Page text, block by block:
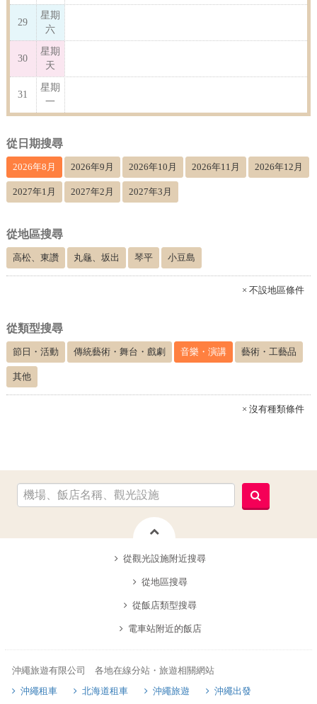
29
星期
六
30
星期
天
31
星期
一
從日期搜尋
2026年8月 2026年9月 2026年10月 2026年11月 2026年12月
2027年1月 2027年2月 2027年3月
從地區搜尋
高松、東讚 丸龜、坂出 琴平 小豆島
× 不設地區條件
從類型搜尋
節日・活動 傳統藝術・舞台・戲劇 音樂・演講 藝術・工藝品
其他
× 沒有種類條件
從觀光設施附近搜尋
從地區搜尋
從飯店類型搜尋
電車站附近的飯店
沖繩旅遊有限公司 各地在線分站・旅遊相關網站
沖繩租車
北海道租車 沖繩旅遊 沖繩出發